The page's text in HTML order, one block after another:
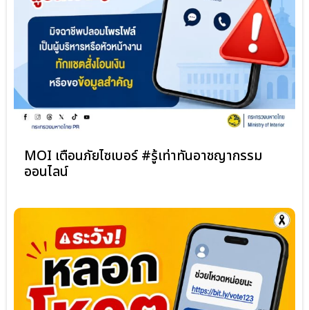
MOI เตือนภัยไซเบอร์ #รู้เท่าทันอาชญากรรม
ออนไลน์